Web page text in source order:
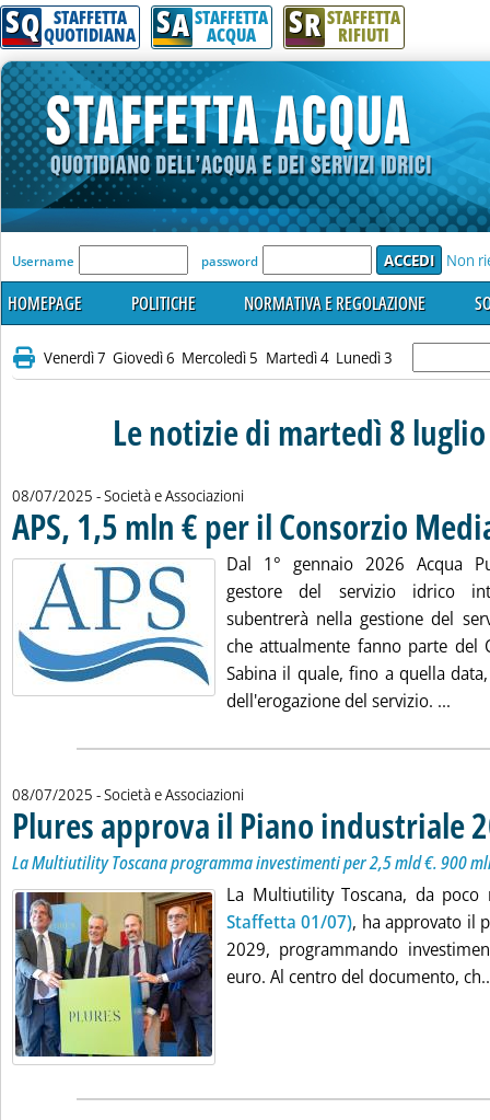
SQ STAFFETTA
QUOTIDIANA SA STAFFETTA
ACQUA SR STAFFETTA
RIFIUTI
'Modulo Login per accedere'
Username password Non
HOMEPAGE POLITICHE NORMATIVA E REGOLAZIONE
Venerdì 7 Giovedì 6 Mercoledì 5 Martedì 4 Lunedì 3
Le notizie di martedì 8
08/07/2025 - Società e Associazioni
APS, 1,5 mln € per il Consorzio
Dal 1° gennaio 2026 Acqua
gestore del servizio idrico
subentrerà nella gestione del
che attualmente fanno parte del
Sabina il quale, fino a quella
dell'erogazione del servizio. ...
08/07/2025 - Società e Associazioni
Plures approva il Piano industriale
La Multiutility Toscana programma investimenti per 2,5 mld €. 900
La Multiutility Toscana, da
Staffetta 01/07), ha approvato il
2029, programmando
euro. Al centro del documento,